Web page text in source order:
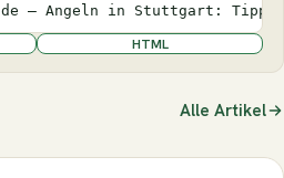
– Angeln in Stuttgart:
HTML
Alle Artikel